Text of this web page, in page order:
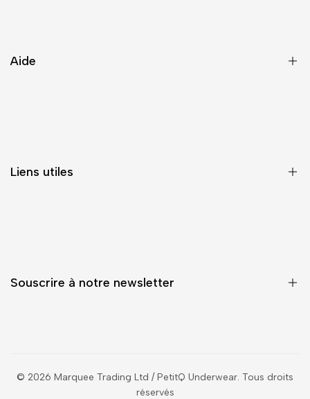
Aide
Liens utiles
Souscrire à notre newsletter
encore !
© 2026 Marquee Trading Ltd / PetitQ Underwear. Tous droits
réservés